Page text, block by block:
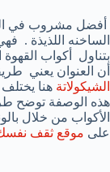
أفضل مشروب في
الساخنه اللذيذة .
بتناول أكواب
أن العنوان يعني
الشيكولاتة هنا
هذه الوصفة توضح
الأكواب من خلال
على موقع ثقف